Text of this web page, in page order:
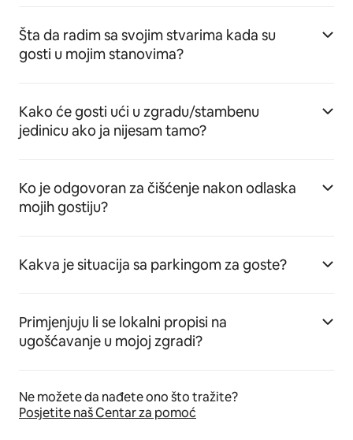
Šta da radim sa svojim stvarima kada su
gosti u mojim stanovima?
Kako će gosti ući u zgradu/stambenu
jedinicu ako ja nijesam tamo?
Ko je odgovoran za čišćenje nakon odlaska
mojih gostiju?
Kakva je situacija sa parkingom za goste?
Primjenjuju li se lokalni propisi na
ugošćavanje u mojoj zgradi?
Ne možete da nađete ono što tražite?
Posjetite naš Centar za pomoć